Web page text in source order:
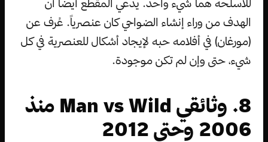
للأسلحة هما شيء واحد. يدعي المقطع أيضاً أن
الهدف من وراء إنشاء الضواحي كان عنصرياً. عُرف عن
(مورغان) في أفلامه حبه لإيجاد أشكال للعنصرية في كل
شيء، حتى وإن لم تكن موجودة.
8. وثائقي Man vs Wild منذ
2006 وحتى 2012